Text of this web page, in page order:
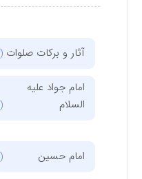
آثار و برکات صلوات(4)
امام جواد علیه
السلام
امام حسین